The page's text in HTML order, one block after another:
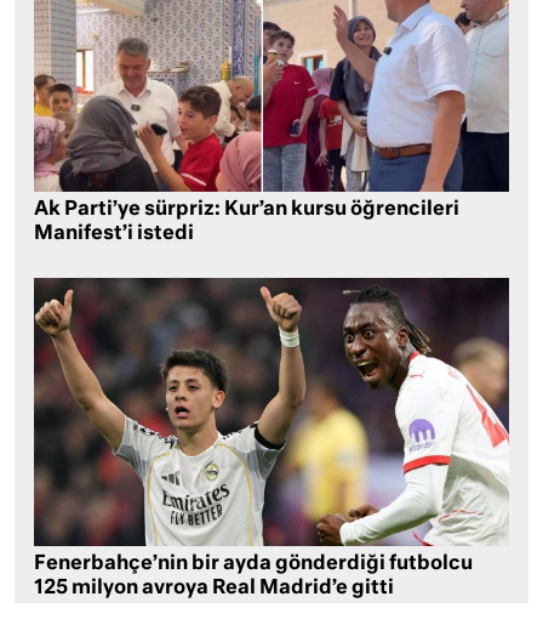
Ak Parti’ye sürpriz: Kur’an kursu öğrencileri
Manifest’i istedi
Fenerbahçe’nin bir ayda gönderdiği futbolcu
125 milyon avroya Real Madrid’e gitti